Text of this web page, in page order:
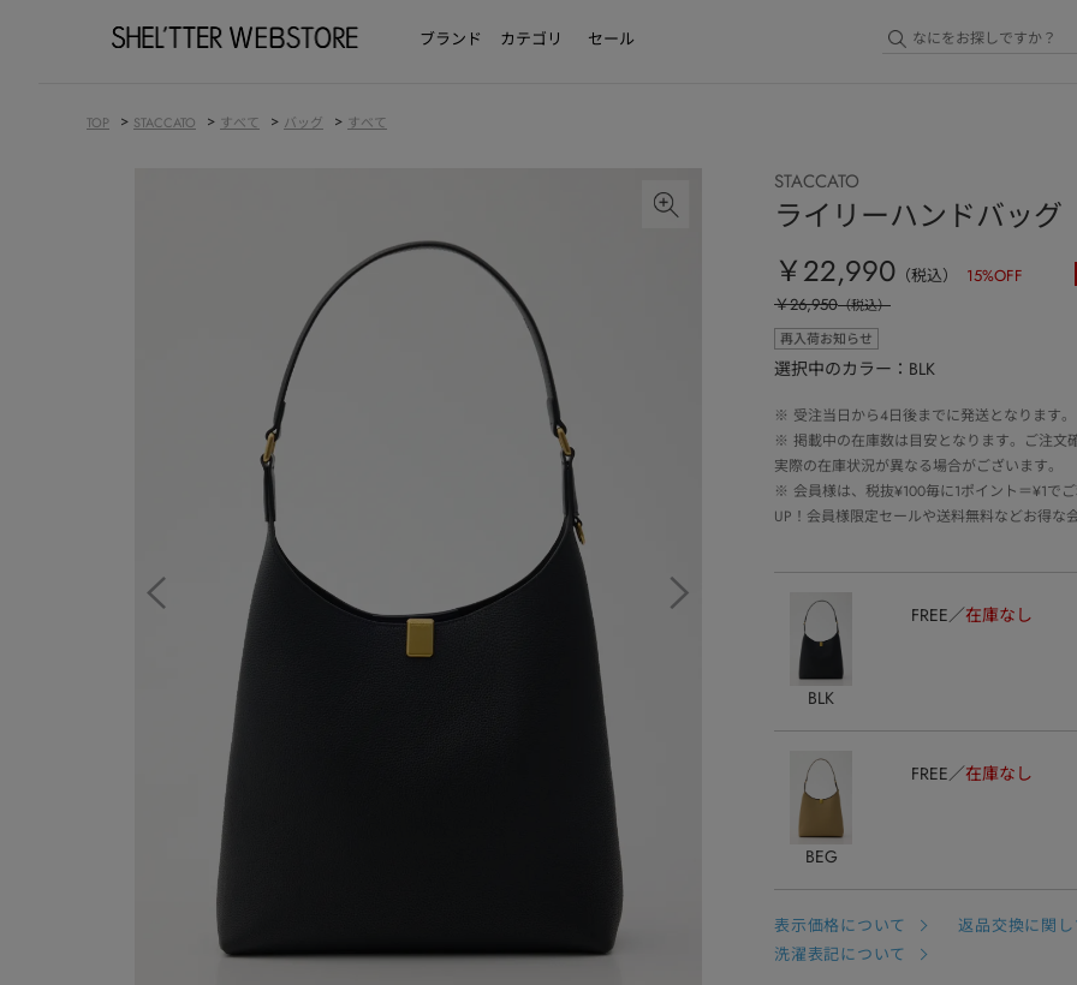
ブランド カテゴリ セール
TOP > STACCATO > すべて > バッグ > すべて
STACCATO
ライリーハンドバッグ
￥22,990 （税込） 15%OFF
￥26,950（税込）
再入荷お知らせ
選択中のカラー：BLK
※ 受注当日から4日後までに発送となります
※ 掲載中の在庫数は目安となります。ご注
実際の在庫状況が異なる場合がございます。
※ 会員様は、税抜¥100毎に1ポイント＝¥1で
UP！会員様限定セールや送料無料などお得な
BLK
FREE 在庫なし
BEG
FREE 在庫なし
表示価格について
返品交換に関
洗濯表記について